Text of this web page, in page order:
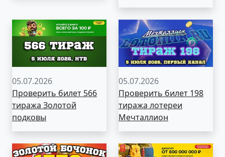
05.07.2026
Проверить билет 566
тиража Золотой
подковы
05.07.2026
Проверить билет 198
тиража лотереи
Мечталлион